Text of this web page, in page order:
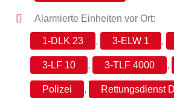
Alarmierte Einheiten vor Ort:
1-DLK 23 , 3-ELW 1 ,
3-LF 10 , 3-TLF 4000 ,
Polizei , Rettungsdienst